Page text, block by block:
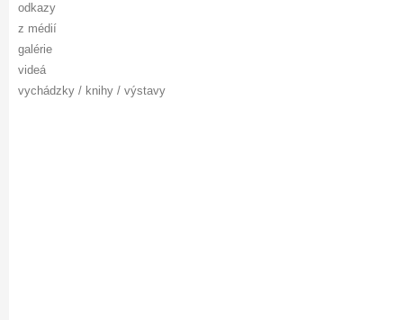
odkazy
z médií
galérie
videá
vychádzky / knihy / výstavy